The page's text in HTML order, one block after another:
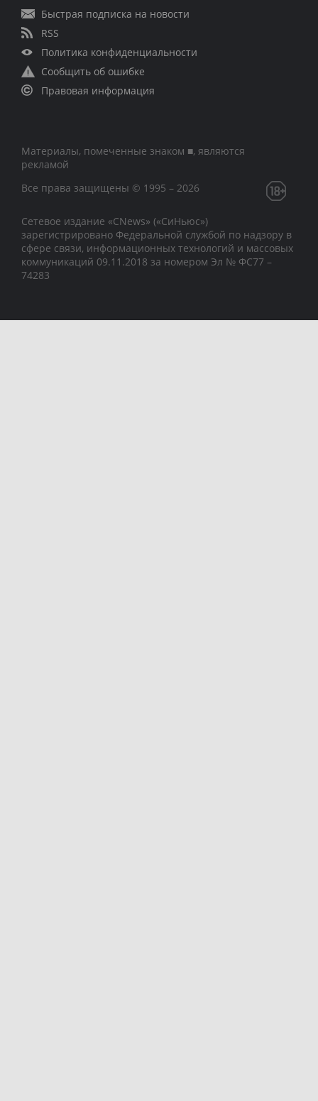
Быстрая подписка на новости
RSS
Политика конфиденциальности
Сообщить об ошибке
Правовая информация
Материалы, помеченные знаком ■, являются
рекламой
Все права защищены © 1995 – 2026
Сетевое издание «CNews» («СиНьюс»)
зарегистрировано Федеральной службой по надзору в
сфере связи, информационных технологий и массовых
коммуникаций 09.11.2018 за номером Эл № ФС77 –
74283